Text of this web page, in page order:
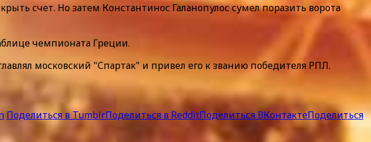
счет. Но затем Константинос Галанопулос сумел поразить ворота
чемпионата Греции.
московский "Спартак" и привел его к званию победителя РПЛ.
Поделиться в TumblrПоделиться в RedditПоделиться ВКонтактеПоделиться